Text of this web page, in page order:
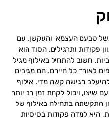
בשל טבעם העצמאי והעקשן. עם
פקודות ותרגילים. הסוד הוא
חשוב להתחיל באילוף מגיל
לאורך כל חייהם. הם מגיבים
מגישה קשה מדי. אילוף
שיצו, ויכול לקחת זמן רב יותר
התקשתה בתחילה באילוף של
היא למדה פקודות בסיסיות